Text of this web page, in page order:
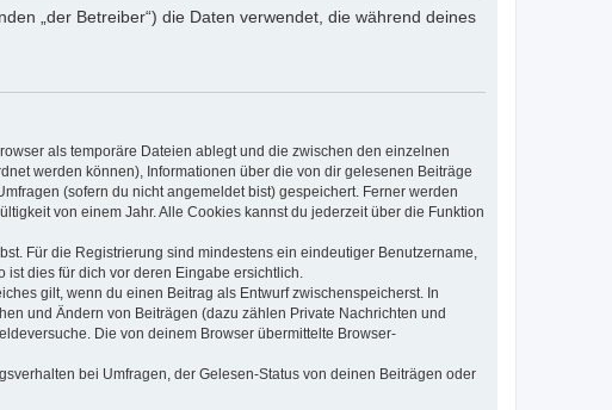
„der Betreiber“) die Daten verwendet, die während deines
als temporäre Dateien ablegt und die zwischen den einzelnen
werden können), Informationen über die von dir gelesenen Beiträge
(sofern du nicht angemeldet bist) gespeichert. Ferner werden
von einem Jahr. Alle Cookies kannst du jederzeit über die Funktion
Für die Registrierung sind mindestens ein eindeutiger Benutzername,
dies für dich vor deren Eingabe ersichtlich.
gilt, wenn du einen Beitrag als Entwurf zwischenspeicherst. In
und Ändern von Beiträgen (dazu zählen Private Nachrichten und
Die von deinem Browser übermittelte Browser-
bei Umfragen, der Gelesen-Status von deinen Beiträgen oder